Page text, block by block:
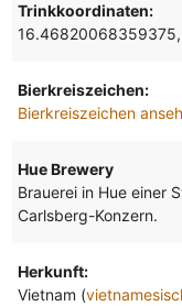
Trinkkoordinaten:
Bierkreiszeichen:
Bierkreiszeichen
Hue Brewery
Brauerei in Hue einer
Carlsberg-Konzern.
Herkunft:
Vietnam (